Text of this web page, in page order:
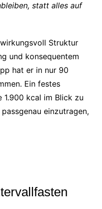
statt alles auf
Struktur
und konsequentem
hat er in nur 90
Ein festes
1.900 kcal im Blick zu
einzutragen,